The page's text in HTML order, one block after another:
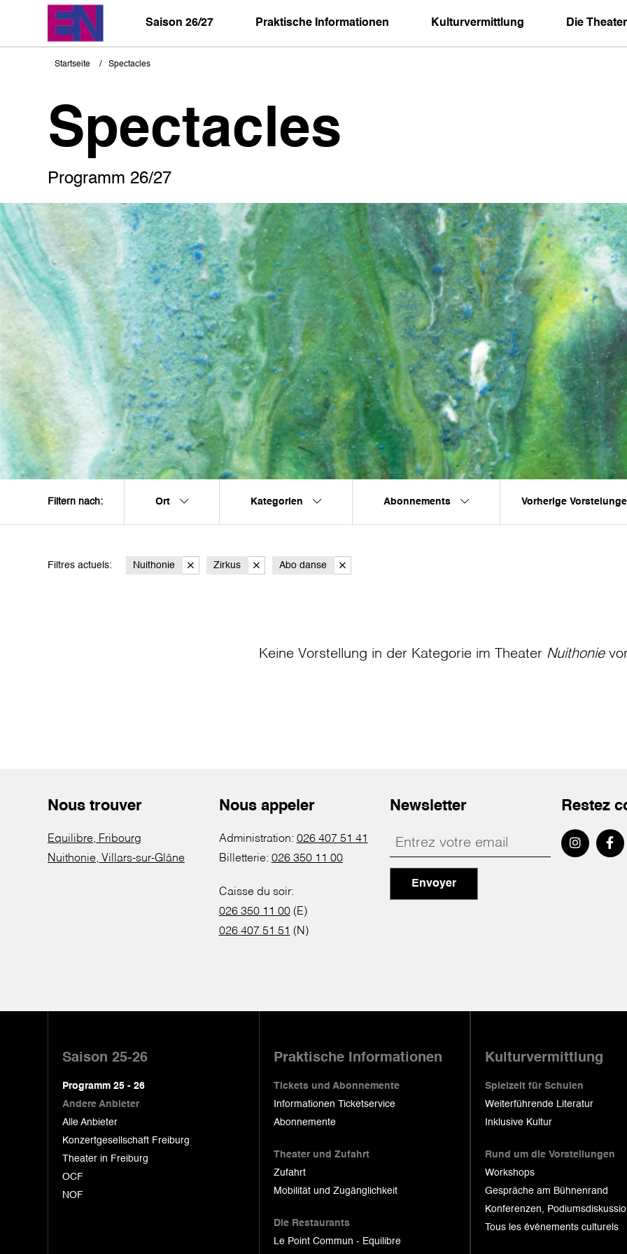
Saison 26/27 Praktische Informationen Kulturvermittlung Die Theater
Pfadnavigation
Startseite Spectacles
Spectacles
Programm 26/27
Filtern nach: Ort Kategorien Abonnements Vorherige
Filtres actuels: Nuithonie Zirkus Abo danse
Keine Vorstellung in der Kategorie im Theater Nuithonie
Nous trouver
Equilibre, Fribourg
Nuithonie, Villars-sur-Glâne
Nous appeler
Administration: 026 407 51 41
Billetterie: 026 350 11 00
Caisse du soir:
026 350 11 00(E)
026 407 51 51 (N)
Newsletter
Envoyer
Restez
Saison 25-26
Programm 25 - 26
Andere Anbieter
Alle Anbieter
Konzertgesellschaft Freiburg
Theater in Freiburg
OCF
NOF
Praktische Informationen
Tickets und Abonnemente
Informationen Ticketservice
Abonnemente
Theater und Zufahrt
Zufahrt
Mobilität und Zugänglichkeit
Die Restaurants
Le Point Commun - Equilibre
Kulturvermittlung
Spielzeit für Schulen
Weiterführende Literatur
Inklusive Kultur
Rund um die Vorstellungen
Workshops
Gespräche am Bühnenrand
Konferenzen,
Tous les événements culturels